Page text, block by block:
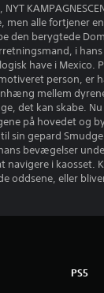
NYT
men alle fortjener
den berygtede
i hans
have i Mexico.
person, er
mellem
det kan skabe.
på hovedet og
sin gepard
bevægelser
navigere i kaosset.
oddsene, eller
PS5